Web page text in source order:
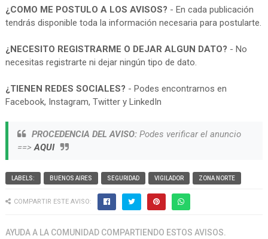
¿COMO ME POSTULO A LOS AVISOS? - En cada publicación
tendrás disponible toda la información necesaria para postularte.
¿NECESITO REGISTRARME O DEJAR ALGUN DATO? - No
necesitas registrarte ni dejar ningún tipo de dato.
¿TIENEN REDES SOCIALES? - Podes encontrarnos en
Facebook, Instagram, Twitter y LinkedIn
PROCEDENCIA DEL AVISO:Podes verificar el anuncio
==>AQUI
LABELS: BUENOS AIRES SEGURIDAD VIGILADOR ZONA NORTE
COMPARTIR ESTE AVISO:
AYUDA A LA COMUNIDAD COMPARTIENDO ESTOS AVISOS.